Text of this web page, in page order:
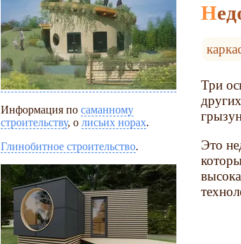
Информация по саманному
строительству, о лисьих норах.
Глинобитное строительство.
Три
Это